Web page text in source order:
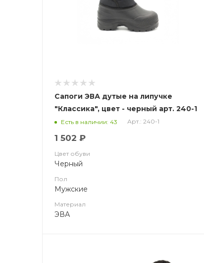
Сапоги ЭВА дутые на липучке
"Классика", цвет - черный арт. 240-1
(EVAshoes)
Есть в наличии: 43 Арт.: 240-1
1 502 ₽
Цвет обуви
Черный
Пол
Мужские
Материал
ЭВА